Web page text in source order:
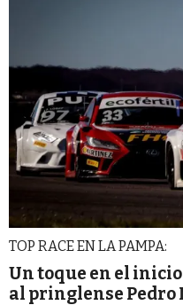
TOP RACE EN LA PAMPA:
Un toque en el
al pringlense